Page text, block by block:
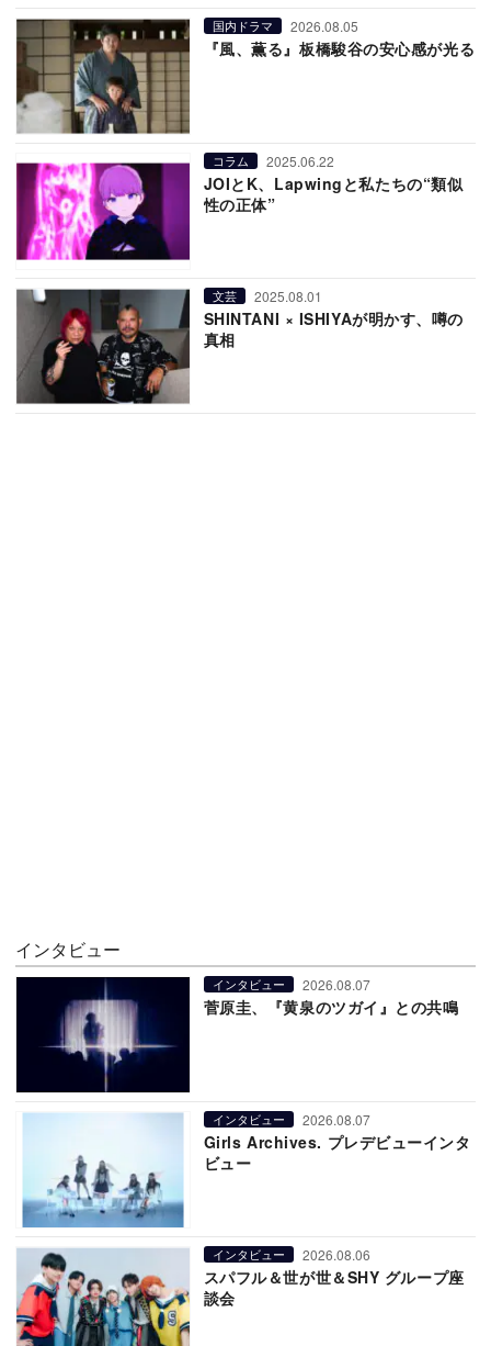
国内ドラマ 2026.08.05
『風、薫る』板橋駿谷の安心感が光る
コラム 2025.06.22
JOIとK、Lapwingと私たちの“類似
性の正体”
文芸 2025.08.01
SHINTANI × ISHIYAが明かす、噂の
真相
インタビュー
インタビュー 2026.08.07
菅原圭、『黄泉のツガイ』との共鳴
インタビュー 2026.08.07
Girls Archives. プレデビューインタ
ビュー
インタビュー 2026.08.06
スパフル＆世が世＆SHY グループ座
談会